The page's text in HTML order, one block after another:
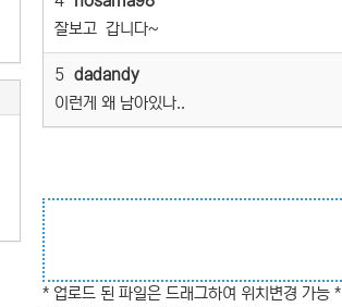
잘보고 갑니다~
5 dadandy
이런게 왜 남아있나..
* 업로드 된 파일은 드래그하여 위치변경 가능 *